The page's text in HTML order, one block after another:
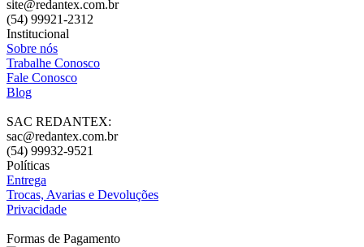
site@redantex.com.br
(54) 99921-2312
Institucional
Sobre nós
Trabalhe Conosco
Fale Conosco
Blog
SAC REDANTEX:
sac@redantex.com.br
(54) 99932-9521
Políticas
Entrega
Trocas, Avarias e Devoluções
Privacidade
Formas de Pagamento